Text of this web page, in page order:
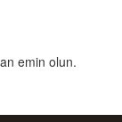
emin olun.